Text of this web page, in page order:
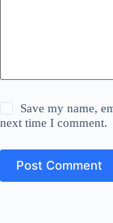
Save my name,
next time I comment.
Post Comment